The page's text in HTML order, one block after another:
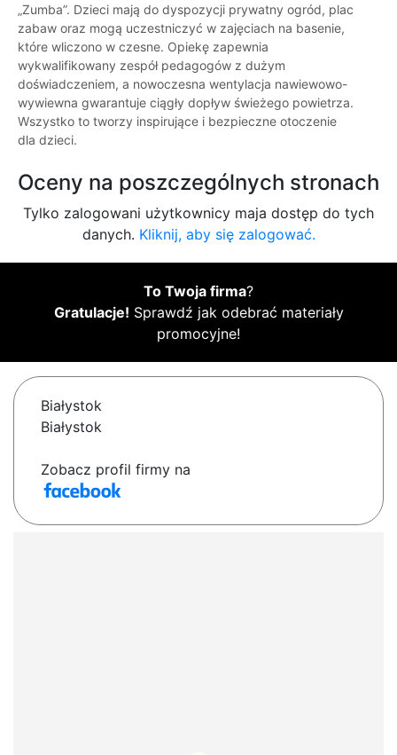
„Zumba”. Dzieci mają do dyspozycji prywatny ogród, plac
zabaw oraz mogą uczestniczyć w zajęciach na basenie,
które wliczono w czesne. Opiekę zapewnia
wykwalifikowany zespół pedagogów z dużym
doświadczeniem, a nowoczesna wentylacja nawiewowo-
wywiewna gwarantuje ciągły dopływ świeżego powietrza.
Wszystko to tworzy inspirujące i bezpieczne otoczenie
dla dzieci.
Oceny na poszczególnych stronach
Tylko zalogowani użytkownicy maja dostęp do tych
danych. Kliknij, aby się zalogować.
To Twoja firma?
Gratulacje! Sprawdź jak odebrać materiały
promocyjne!
Białystok
Białystok
Zobacz profil firmy na